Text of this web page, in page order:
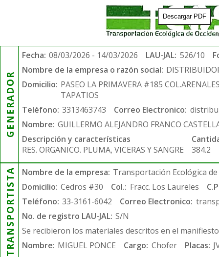
Descargar PDF
GENERADOR
Fecha: 08/03/2026 - 14/03/2026 LAU-JAL: 526/10
Nombre de la empresa o razón social:
Domicilio: PASEO LA PRIMAVERA #185
TAPATIOS
Teléfono: 3313463743 Correo Electronico:
Nombre: GUILLERMO ALEJANDRO FRANCO
Descripción y características
RES. ORGANICO. PLUMA, VICERAS Y SANGRE
384.2
TRANSPORTISTA Nombre de la empresa: Transportación Ecológica de
Domicilio: Cedros #30 Col.: Fracc. Los Laureles
Teléfono: 33-3161-6042 Correo Electronico:
No. de registro LAU-JAL: S/N
Se recibieron los materiales descritos en el
Nombre: MIGUEL PONCE Cargo: Chofer Placas: